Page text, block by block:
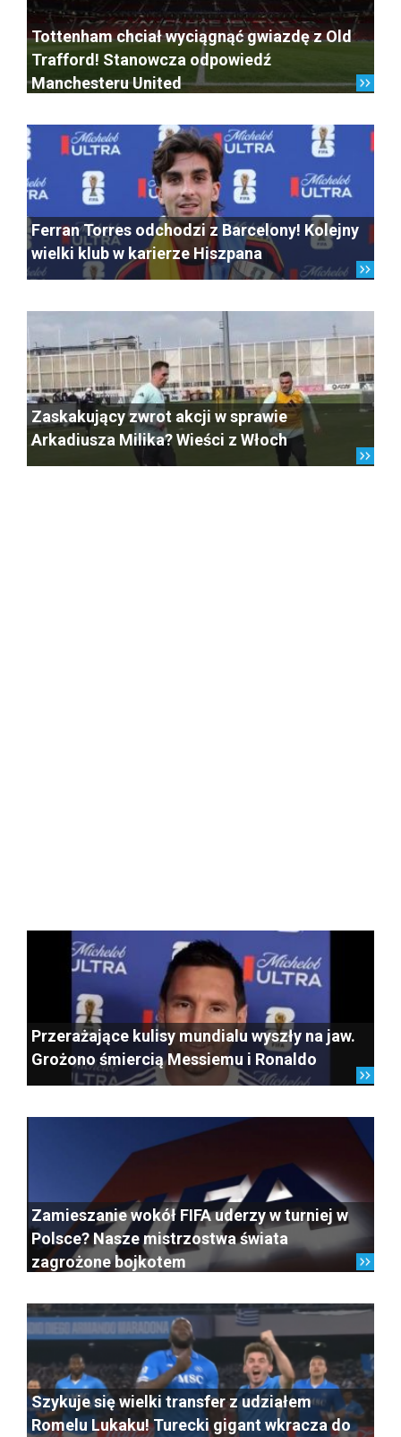
Tottenham chciał wyciągnąć gwiazdę z Old
Trafford! Stanowcza odpowiedź
Manchesteru United
Ferran Torres odchodzi z Barcelony! Kolejny
wielki klub w karierze Hiszpana
Zaskakujący zwrot akcji w sprawie
Arkadiusza Milika? Wieści z Włoch
Przerażające kulisy mundialu wyszły na jaw.
Grożono śmiercią Messiemu i Ronaldo
Zamieszanie wokół FIFA uderzy w turniej w
Polsce? Nasze mistrzostwa świata
zagrożone bojkotem
Szykuje się wielki transfer z udziałem
Romelu Lukaku! Turecki gigant wkracza do